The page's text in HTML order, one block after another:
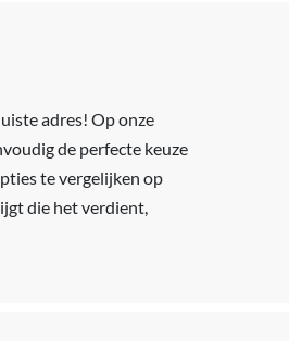
adres! Op onze
de perfecte keuze
te vergelijken op
die het verdient,